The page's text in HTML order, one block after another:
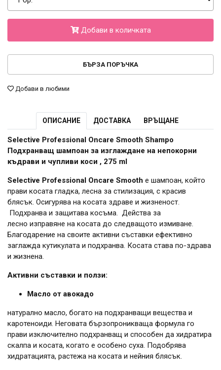
Добави в количката
БЪРЗА ПОРЪЧКА
Добави в любими
ОПИСАНИЕ ДОСТАВКА ВРЪЩАНЕ
Selective Professional Oncare Smooth Shampo
Подхранващ шампоан за изглаждане на непокорни
къдрави и чупливи коси , 275 ml
Selective Professional Oncare Smooth е шампоан, който
прави косата гладка, лесна за стилизация, с красив
блясък. Осигурява на косата здраве и жизненост.
Подхранва и защитава косъма. Действа за
лесно изправяне на косата до следващото измиване.
Благодарение на своите активни съставки ефективно
заглажда кутикулата и подхранва. Косата става по-здрава
и жизнена.
Активни съставки и ползи:
Масло от авокадо
натурално масло, богато на подхранващи вещества и
каротеноиди. Неговата бързопроникваща формула го
прави изключително подхранващ и способен да хидратира
скалпа и косата, когато е особено суха. Подобрява
хидратацията, растежа на косата и нейния блясък.